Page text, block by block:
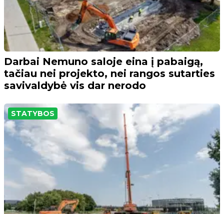
Darbai Nemuno saloje eina į pabaigą,
tačiau nei projekto, nei rangos sutarties
savivaldybė vis dar nerodo
STATYBOS